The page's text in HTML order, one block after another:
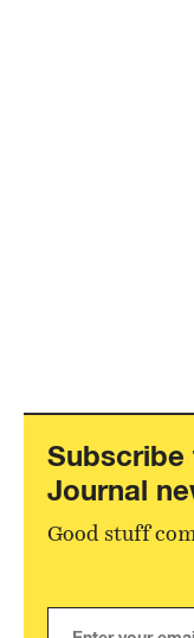
Subscribe
Journal
Good stuff